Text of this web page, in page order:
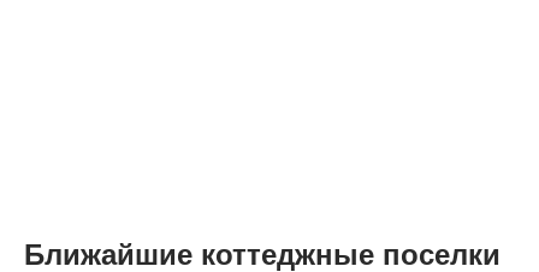
Ближайшие коттеджные поселки